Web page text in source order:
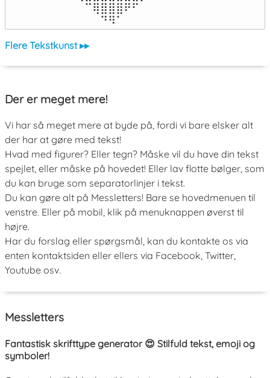
⠀⠀⠀⠀⠀⠉⢿⣿⣿⣿⠟⠋⠀⠀⠀⠀⠀
⠀⠀⠀⠀⠀⠀⠀⠙⠻⠁⠀⠀⠀⠀⠀⠀⠀⠀⠀⠀⠀⠀⠀
Flere Tekstkunst ▸▸
Der er meget mere!
Vi har så meget mere at byde på, fordi vi bare elsker alt
der har at gøre med tekst!
Hvad med figurer? Eller tegn? Måske vil du have din tekst
spejlet, eller måske på hovedet! Eller lav flotte bølger, som
du kan bruge som separatorlinjer i tekst.
Du kan gøre alt på Messletters! Bare se hovedmenuen til
venstre. Eller på mobil, klik på menuknappen øverst til
højre.
Har du forslag eller spørgsmål, kan du kontakte os via
enten kontaktsiden eller ellers via Facebook, Twitter,
Youtube osv.
Messletters
Fantastisk skrifttype generator 😍 Stilfuld tekst, emoji og
symboler!